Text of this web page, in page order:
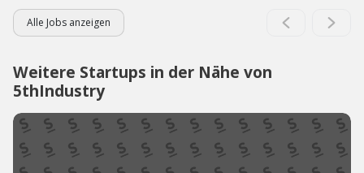
Alle Jobs anzeigen
Weitere Startups in der Nähe von
5thIndustry